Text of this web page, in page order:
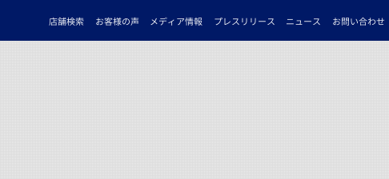
店舗検索 お客様の声 メディア情報 プレスリリース ニュース お問い合わせ